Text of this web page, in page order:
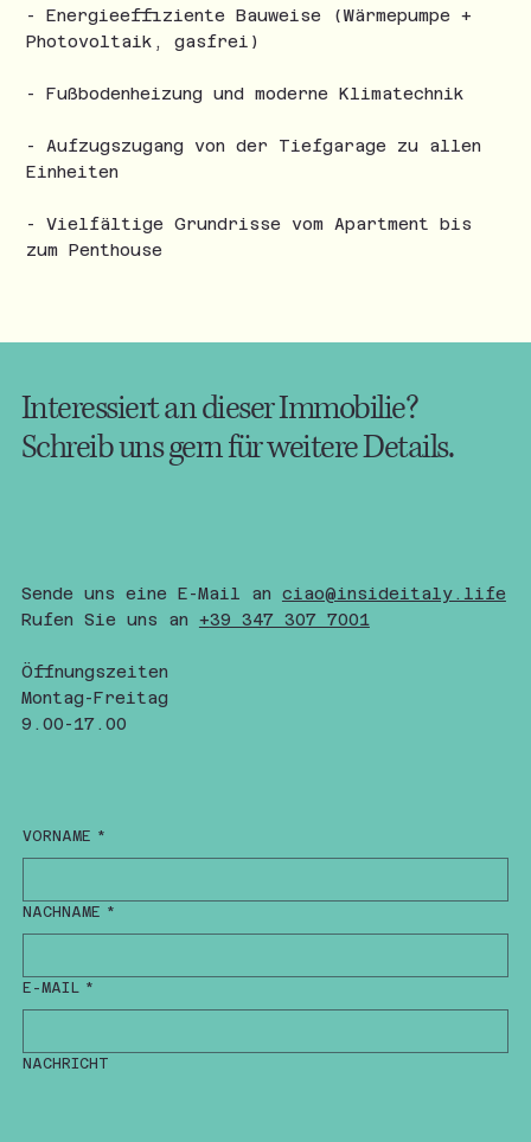
- Energieeffiziente Bauweise (Wärmepumpe +
Photovoltaik, gasfrei)
- Fußbodenheizung und moderne Klimatechnik
- Aufzugszugang von der Tiefgarage zu allen
Einheiten
- Vielfältige Grundrisse vom Apartment bis
zum Penthouse
Interessiert an dieser Immobilie?
Schreib uns gern für weitere Details.
VORNAME *
NACHNAME *
E-MAIL *
NACHRICHT
Sende uns eine E-Mail an ciao@insideitaly.life
Rufen Sie uns an +39 347 307 7001
Öffnungszeiten
Montag-Freitag
9.00-17.00